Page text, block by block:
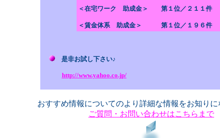
＜在宅ワーク 助成金＞ 第１位／２１１件
＜賃金体系 助成金＞ 第１位／１９６件
是非お試し下さい♪
http://www.yahoo.co.jp/
おすすめ情報についてのより詳細な情報をお知り
ご質問・お問い合わせはこちらまで